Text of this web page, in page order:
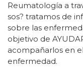
Reumatología a
sos? tratamos de
sobre las
objetivo de
acompañarlos en
enfermedad.